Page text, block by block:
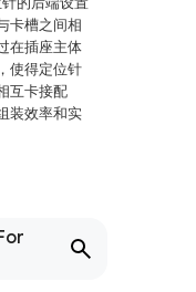
卡槽之间相
在插座主体
使得定位针
互卡接配
装效率和实